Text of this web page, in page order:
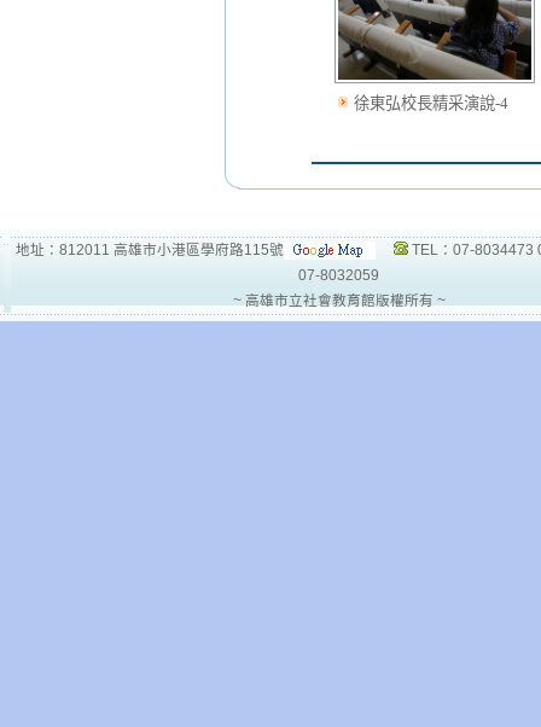
徐東弘校長精采演說-4
地址：812011 高雄市小港區學府路115號
TEL：07-8034473
07-8032059
~ 高雄市立社會教育館版權所有 ~